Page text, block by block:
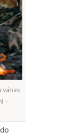
várias
–